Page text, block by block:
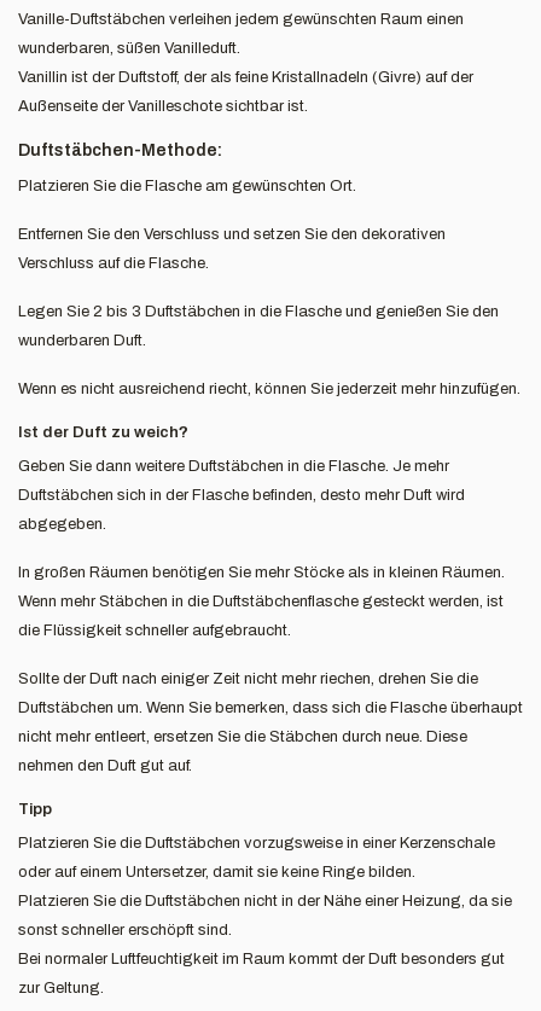
Vanille-Duftstäbchen verleihen jedem gewünschten Raum einen
wunderbaren, süßen Vanilleduft.
Vanillin ist der Duftstoff, der als feine Kristallnadeln (Givre) auf der
Außenseite der Vanilleschote sichtbar ist.
Duftstäbchen-Methode:
Platzieren Sie die Flasche am gewünschten Ort.
Entfernen Sie den Verschluss und setzen Sie den dekorativen
Verschluss auf die Flasche.
Legen Sie 2 bis 3 Duftstäbchen in die Flasche und genießen Sie den
wunderbaren Duft.
Wenn es nicht ausreichend riecht, können Sie jederzeit mehr hinzufügen.
Ist der Duft zu weich?
Geben Sie dann weitere Duftstäbchen in die Flasche. Je mehr
Duftstäbchen sich in der Flasche befinden, desto mehr Duft wird
abgegeben.
In großen Räumen benötigen Sie mehr Stöcke als in kleinen Räumen.
Wenn mehr Stäbchen in die Duftstäbchenflasche gesteckt werden, ist
die Flüssigkeit schneller aufgebraucht.
Sollte der Duft nach einiger Zeit nicht mehr riechen, drehen Sie die
Duftstäbchen um. Wenn Sie bemerken, dass sich die Flasche überhaupt
nicht mehr entleert, ersetzen Sie die Stäbchen durch neue. Diese
nehmen den Duft gut auf.
Tipp
Platzieren Sie die Duftstäbchen vorzugsweise in einer Kerzenschale
oder auf einem Untersetzer, damit sie keine Ringe bilden.
Platzieren Sie die Duftstäbchen nicht in der Nähe einer Heizung, da sie
sonst schneller erschöpft sind.
Bei normaler Luftfeuchtigkeit im Raum kommt der Duft besonders gut
zur Geltung.